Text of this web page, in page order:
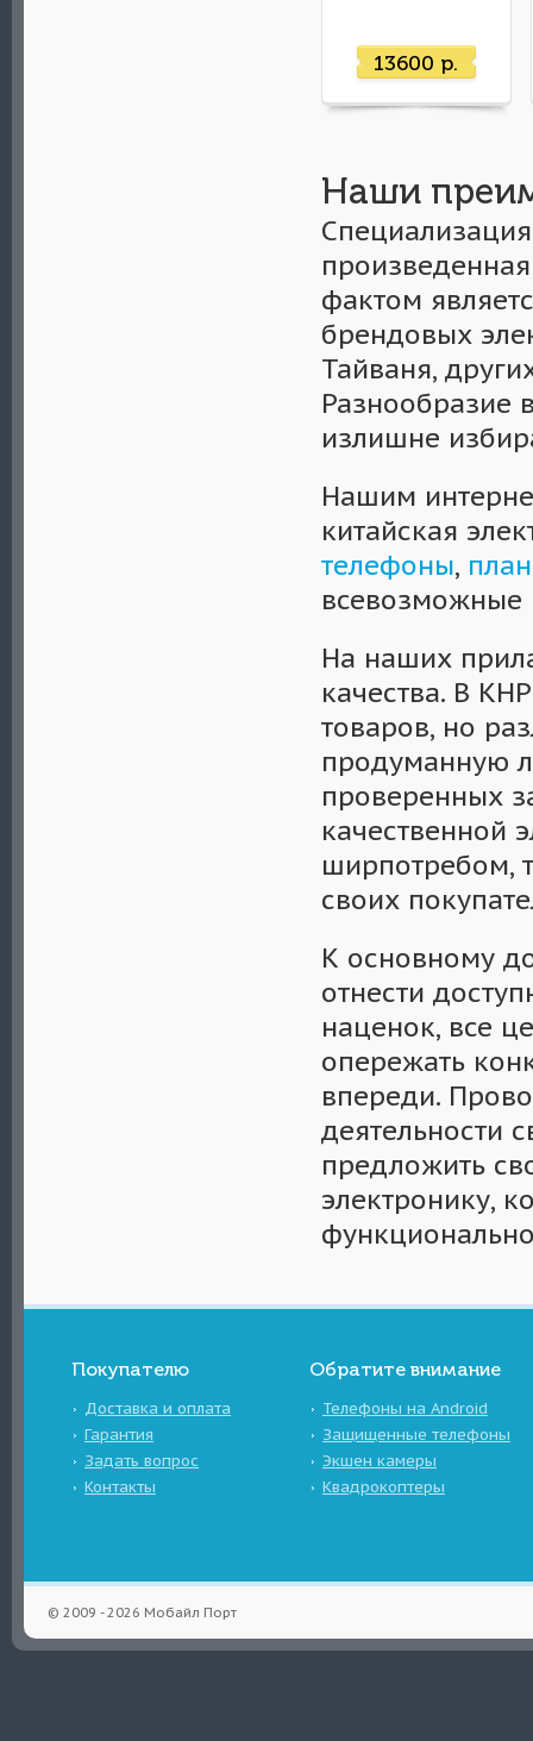
13600 р.
Наши
фактом
брендовых
Тайваня,
Разнообразие
излишне
Нашим
китайская
телефоны,
всевозможные
На наших
качества. В
товаров, но
продуманную
проверенных
качественной
ширпотребом,
своих
К основному
отнести
наценок, все
опережать
впереди.
деятельности
предложить
электронику,
Покупателю
Доставка и оплата
Гарантия
Задать вопрос
Контакты
Обратите внимание
Телефоны на Android
Защищенные телефоны
Экшен камеры
Квадрокоптеры
© 2009 - 2026 Мобайл Порт